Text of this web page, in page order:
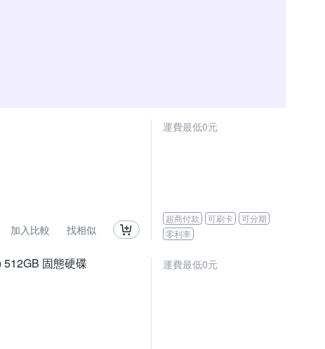
加入比較 找相似
運費最低0元
超商付款 可刷卡
可分期
零利率
512GB 固態硬碟 運費最低0元